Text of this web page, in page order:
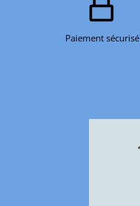
Paiement sécurisé